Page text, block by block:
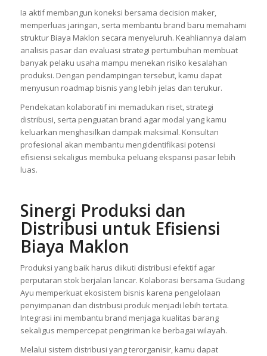
Ia aktif membangun koneksi bersama decision maker,
memperluas jaringan, serta membantu brand baru memahami
struktur Biaya Maklon secara menyeluruh. Keahliannya dalam
analisis pasar dan evaluasi strategi pertumbuhan membuat
banyak pelaku usaha mampu menekan risiko kesalahan
produksi. Dengan pendampingan tersebut, kamu dapat
menyusun roadmap bisnis yang lebih jelas dan terukur.
Pendekatan kolaboratif ini memadukan riset, strategi
distribusi, serta penguatan brand agar modal yang kamu
keluarkan menghasilkan dampak maksimal. Konsultan
profesional akan membantu mengidentifikasi potensi
efisiensi sekaligus membuka peluang ekspansi pasar lebih
luas.
Sinergi Produksi dan
Distribusi untuk Efisiensi
Biaya Maklon
Produksi yang baik harus diikuti distribusi efektif agar
perputaran stok berjalan lancar. Kolaborasi bersama Gudang
Ayu memperkuat ekosistem bisnis karena pengelolaan
penyimpanan dan distribusi produk menjadi lebih tertata.
Integrasi ini membantu brand menjaga kualitas barang
sekaligus mempercepat pengiriman ke berbagai wilayah.
Melalui sistem distribusi yang terorganisir, kamu dapat